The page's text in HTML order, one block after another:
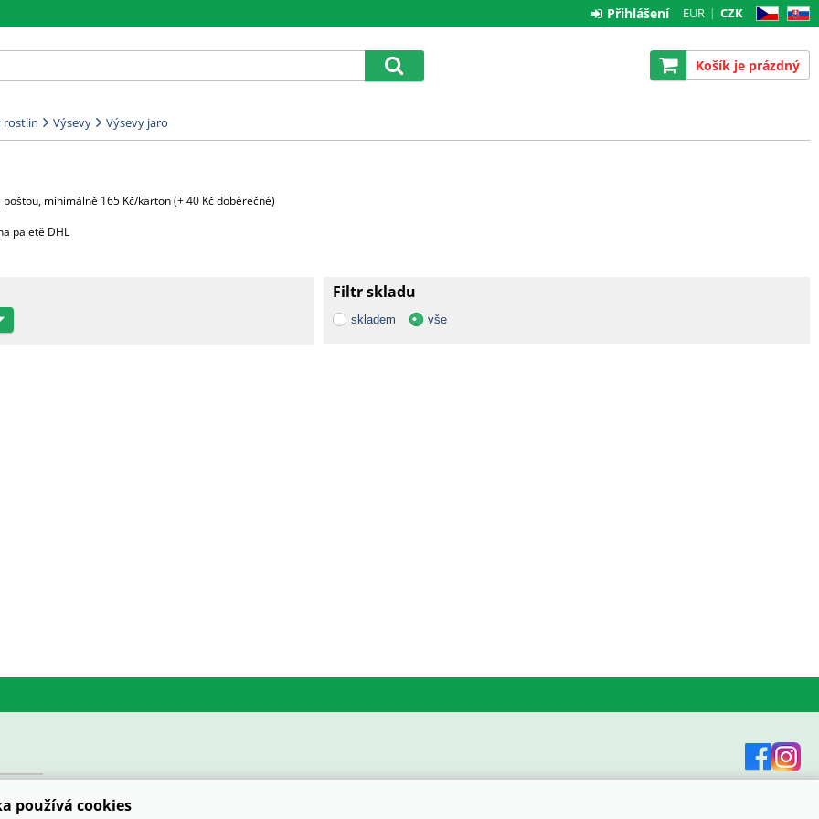
CZ SK
EUR CZK
Přihlášení
Košík je prázdný
rostlin Výsevy Výsevy jaro
minimálně 165 Kč/karton (+ 40 Kč doběrečné)
paletě DHL
Filtr skladu
skladem vše
používá cookies